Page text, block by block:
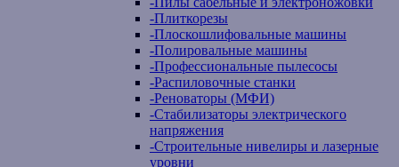
-Плиткорезы
-Плоскошлифовальные машины
-Полировальные машины
-Профессиональные пылесосы
-Распиловочные станки
-Реноваторы (МФИ)
-Стабилизаторы электрического
напряжения
-Строительные нивелиры и лазерные
уровни